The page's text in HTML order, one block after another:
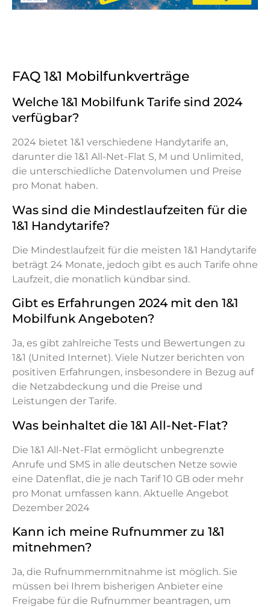
FAQ 1&1 Mobilfunkverträge
Welche 1&1 Mobilfunk Tarife sind 2024
verfügbar?
2024 bietet 1&1 verschiedene Handytarife an,
darunter die 1&1 All-Net-Flat S, M und Unlimited,
die unterschiedliche Datenvolumen und Preise
pro Monat haben.
Was sind die Mindestlaufzeiten für die
1&1 Handytarife?
Die Mindestlaufzeit für die meisten 1&1 Handytarife
beträgt 24 Monate, jedoch gibt es auch Tarife ohne
Laufzeit, die monatlich kündbar sind.
Gibt es Erfahrungen 2024 mit den 1&1
Mobilfunk Angeboten?
Ja, es gibt zahlreiche Tests und Bewertungen zu
1&1 (United Internet). Viele Nutzer berichten von
positiven Erfahrungen, insbesondere in Bezug auf
die Netzabdeckung und die Preise und
Leistungen der Tarife.
Was beinhaltet die 1&1 All-Net-Flat?
Die 1&1 All-Net-Flat ermöglicht unbegrenzte
Anrufe und SMS in alle deutschen Netze sowie
eine Datenflat, die je nach Tarif 10 GB oder mehr
pro Monat umfassen kann. Aktuelle Angebot
Dezember 2024
Kann ich meine Rufnummer zu 1&1
mitnehmen?
Ja, die Rufnummernmitnahme ist möglich. Sie
müssen bei Ihrem bisherigen Anbieter eine
Freigabe für die Rufnummer beantragen, um